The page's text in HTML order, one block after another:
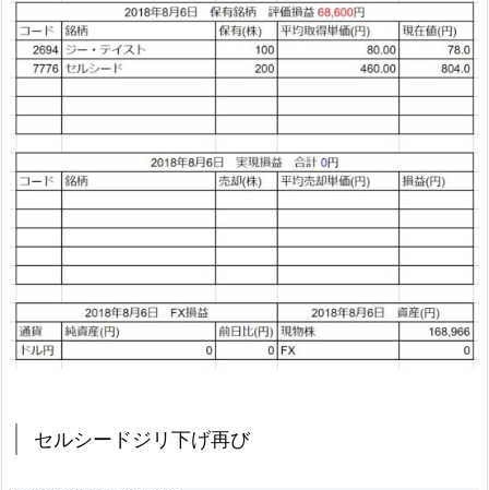
セルシードジリ下げ再び